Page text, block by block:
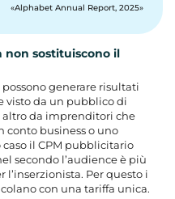
Alphabet Annual Report, 2025
non sostituiscono il
possono generare risultati
visto da un pubblico di
da imprenditori che
conto business o uno
il CPM pubblicitario
secondo l’audience è più
l’inserzionista. Per questo i
con una tariffa unica.